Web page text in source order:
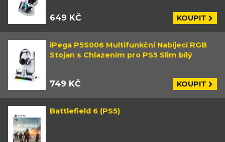
649 KČ KOUPIT
iPega P5S006 Multifunkční Nabíjecí RGB
Stojan s Chlazením pro PS5 Slim bílý
749 KČ KOUPIT
Battlefield 6 (PS5)